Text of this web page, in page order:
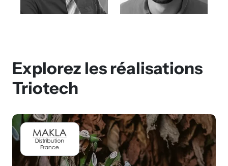
Explorez les réalisations
Triotech